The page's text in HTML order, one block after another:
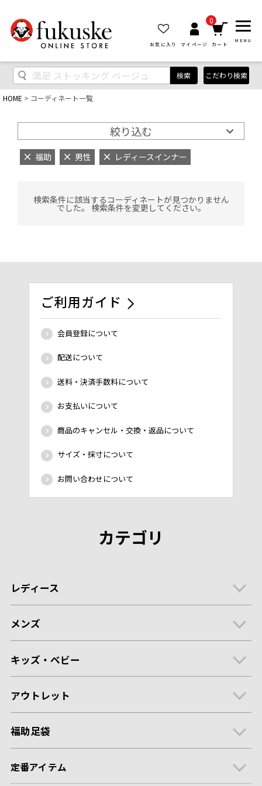
お気に入り マイページ
0
カート
MENU
検索 こだわり検索
HOME コーディネート一覧
絞り込む
福助 男性 レディースインナー
検索条件に該当するコーディネートが見つかりません
でした。 検索条件を変更してください。
ご利用ガイド
会員登録について
配送について
送料・決済手数料について
お支払いについて
商品のキャンセル・交換・返品について
サイズ・採寸について
お問い合わせについて
カテゴリ
レディース
メンズ
キッズ・ベビー
アウトレット
福助足袋
定番アイテム